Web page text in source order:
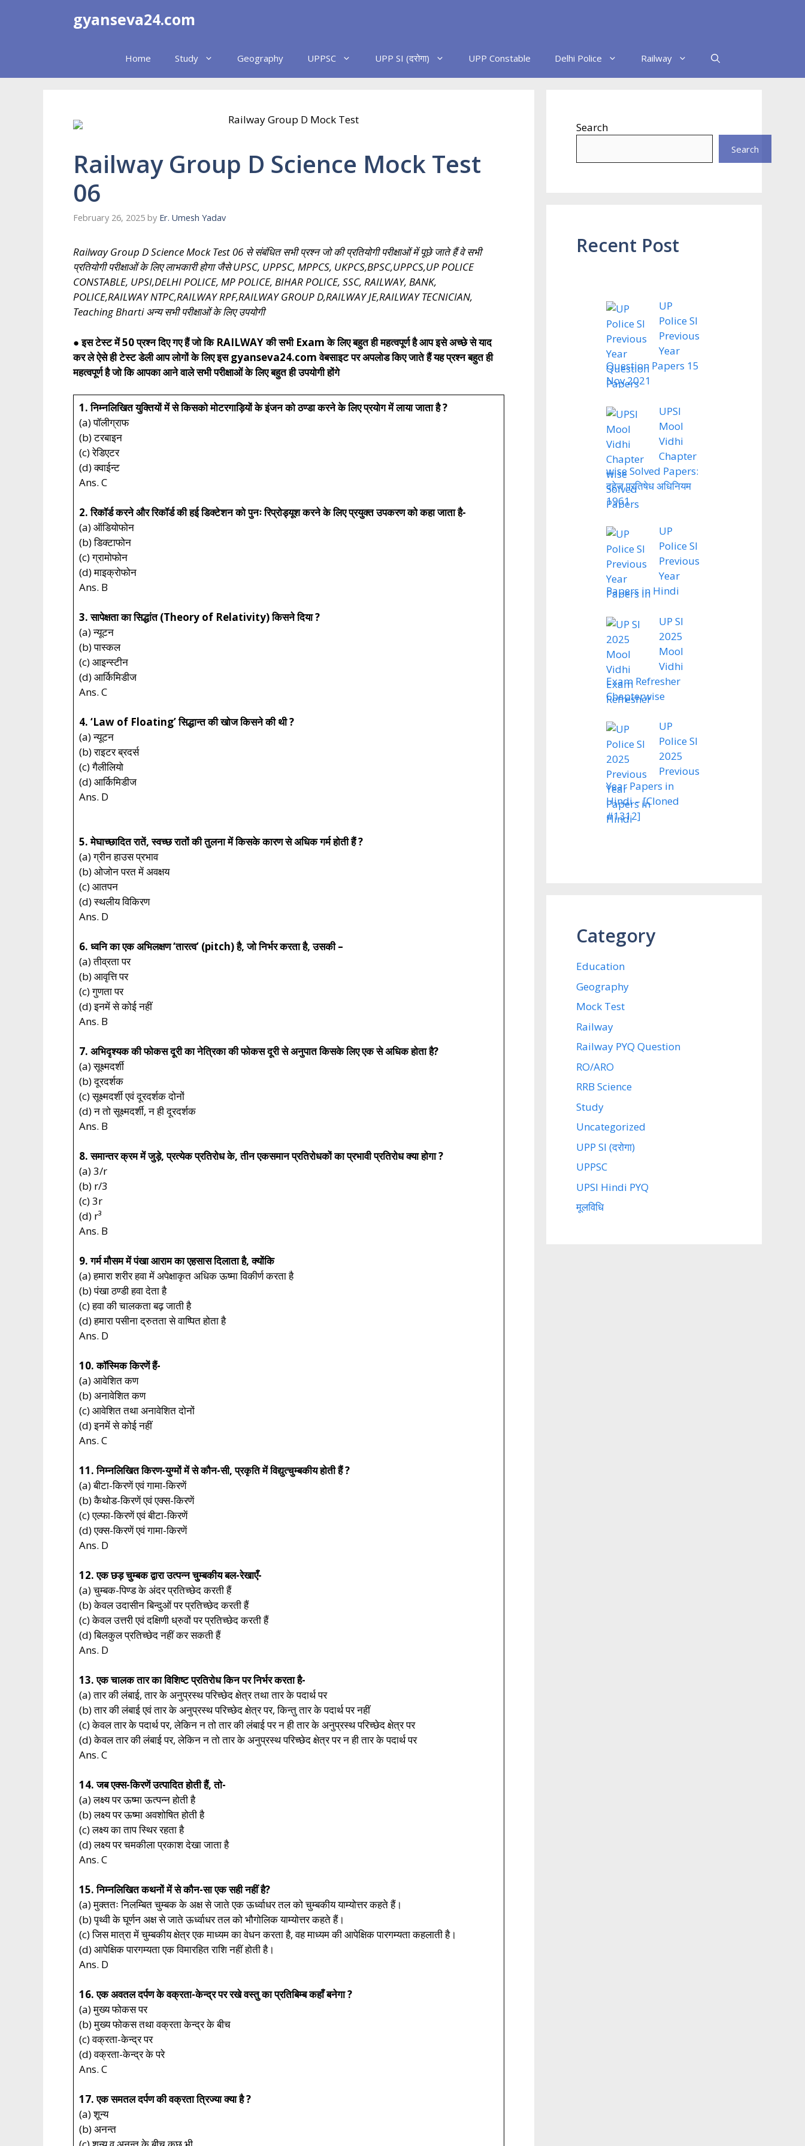
gyanseva24.com
Home Study Geography UPPSC UPP SI (दरोगा) UPP Constable Delhi Police Railway
Railway Group D Science Mock Test
06
February 26, 2025 by Er. Umesh Yadav
Railway Group D Science Mock Test 06 से संबंधित सभी प्रश्न जो की प्रतियोगी परीक्षाओं में पूछे जाते हैं वे सभी
प्रतियोगी परीक्षाओं के लिए लाभकारी होगा जैसे UPSC, UPPSC, MPPCS, UKPCS,BPSC,UPPCS,UP POLICE
CONSTABLE, UPSI,DELHI POLICE, MP POLICE, BIHAR POLICE, SSC, RAILWAY, BANK,
POLICE,RAILWAY NTPC,RAILWAY RPF,RAILWAY GROUP D,RAILWAY JE,RAILWAY TECNICIAN,
Teaching Bharti अन्य सभी परीक्षाओं के लिए उपयोगी
● इस टेस्ट में 50 प्रश्न दिए गए हैं जो कि RAILWAY की सभी Exam के लिए बहुत ही महत्वपूर्ण है आप इसे अच्छे से याद
कर ले ऐसे ही टेस्ट डेली आप लोगों के लिए इस gyanseva24.com वेबसाइट पर अपलोड किए जाते हैं यह प्रश्न बहुत ही
महत्वपूर्ण है जो कि आपका आने वाले सभी परीक्षाओं के लिए बहुत ही उपयोगी होंगे
1. निम्नलिखित युक्तियों में से किसको मोटरगाड़ियों के इंजन को ठण्डा करने के लिए प्रयोग में लाया जाता है ?
(a) पॉलीग्राफ
(b) टरबाइन
(c) रेडिएटर
(d) क्वाईन्ट
Ans. C
2. रिकॉर्ड करने और रिकॉर्ड की हई डिक्टेशन को पुनः रिप्रोड्यूश करने के लिए प्रयुक्त उपकरण को कहा जाता है-
(a) ऑडियोफोन
(b) डिक्टाफोन
(c) ग्रामोफोन
(d) माइक्रोफोन
Ans. B
3. सापेक्षता का सिद्धांत (Theory of Relativity) किसने दिया ?
(a) न्यूटन
(b) पास्कल
(c) आइन्स्टीन
(d) आर्किमिडीज
Ans. C
4. ‘Law of Floating’ सिद्धान्त की खोज किसने की थी ?
(a) न्यूटन
(b) राइटर ब्रदर्स
(c) गैलीलियो
(d) आर्किमिडीज
Ans. D
5. मेघाच्छादित रातें, स्वच्छ रातों की तुलना में किसके कारण से अधिक गर्म होती हैं ?
(a) ग्रीन हाउस प्रभाव
(b) ओजोन परत में अवक्षय
(c) आतपन
(d) स्थलीय विकिरण
Ans. D
6. ध्वनि का एक अभिलक्षण ‘तारत्व’ (pitch) है, जो निर्भर करता है, उसकी –
(a) तीव्रता पर
(b) आवृत्ति पर
(c) गुणता पर
(d) इनमें से कोई नहीं
Ans. B
7. अभिदृश्यक की फोकस दूरी का नेत्रिका की फोकस दूरी से अनुपात किसके लिए एक से अधिक होता है?
(a) सूक्ष्मदर्शी
(b) दूरदर्शक
(c) सूक्ष्मदर्शी एवं दूरदर्शक दोनों
(d) न तो सूक्ष्मदर्शी, न ही दूरदर्शक
Ans. B
8. समान्तर क्रम में जुड़े, प्रत्येक प्रतिरोध के, तीन एकसमान प्रतिरोधकों का प्रभावी प्रतिरोध क्या होगा ?
(a) 3/r
(b) r/3
(c) 3r
(d) r³
Ans. B
9. गर्म मौसम में पंखा आराम का एहसास दिलाता है, क्योंकि
(a) हमारा शरीर हवा में अपेक्षाकृत अधिक ऊष्मा विकीर्ण करता है
(b) पंखा ठण्डी हवा देता है
(c) हवा की चालकता बढ़ जाती है
(d) हमारा पसीना द्रुतता से वाष्पित होता है
Ans. D
10. कॉस्मिक किरणें हैं-
(a) आवेशित कण
(b) अनावेशित कण
(c) आवेशित तथा अनावेशित दोनों
(d) इनमें से कोई नहीं
Ans. C
11. निम्नलिखित किरण-युग्मों में से कौन-सी, प्रकृति में विद्युत्चुम्बकीय होती हैं ?
(a) बीटा-किरणें एवं गामा-किरणें
(b) कैथोड-किरणें एवं एक्स-किरणें
(c) एल्फा-किरणें एवं बीटा-किरणें
(d) एक्स-किरणें एवं गामा-किरणें
Ans. D
12. एक छड़ चुम्बक द्वारा उत्पन्न चुम्बकीय बल-रेखाएँ-
(a) चुम्बक-पिण्ड के अंदर प्रतिच्छेद करती हैं
(b) केवल उदासीन बिन्दुओं पर प्रतिच्छेद करती हैं
(c) केवल उत्तरी एवं दक्षिणी ध्रुवों पर प्रतिच्छेद करती हैं
(d) बिलकुल प्रतिच्छेद नहीं कर सकती हैं
Ans. D
13. एक चालक तार का विशिष्ट प्रतिरोध किन पर निर्भर करता है-
(a) तार की लंबाई, तार के अनुप्रस्थ परिच्छेद क्षेत्र तथा तार के पदार्थ पर
(b) तार की लंबाई एवं तार के अनुप्रस्थ परिच्छेद क्षेत्र पर, किन्तु तार के पदार्थ पर नहीं
(c) केवल तार के पदार्थ पर, लेकिन न तो तार की लंबाई पर न ही तार के अनुप्रस्थ परिच्छेद क्षेत्र पर
(d) केवल तार की लंबाई पर, लेकिन न तो तार के अनुप्रस्थ परिच्छेद क्षेत्र पर न ही तार के पदार्थ पर
Ans. C
14. जब एक्स-किरणें उत्पादित होती हैं, तो-
(a) लक्ष्य पर ऊष्मा ऊत्पन्न होती है
(b) लक्ष्य पर ऊष्मा अवशोषित होती है
(c) लक्ष्य का ताप स्थिर रहता है
(d) लक्ष्य पर चमकीला प्रकाश देखा जाता है
Ans. C
15. निम्नलिखित कथनों में से कौन-सा एक सही नहीं है?
(a) मुक्ततः निलम्बित चुम्बक के अक्ष से जाते एक ऊर्ध्वाधर तल को चुम्बकीय याम्योत्तर कहते हैं।
(b) पृथ्वी के घूर्णन अक्ष से जाते ऊर्ध्वाधर तल को भौगोलिक याम्योत्तर कहते हैं।
(c) जिस मात्रा में चुम्बकीय क्षेत्र एक माध्यम का वेधन करता है, वह माध्यम की आपेक्षिक पारगम्यता कहलाती है।
(d) आपेक्षिक पारगम्यता एक विमारहित राशि नहीं होती है।
Ans. D
16. एक अवतल दर्पण के वक्रता-केन्द्र पर रखे वस्तु का प्रतिबिम्ब कहाँ बनेगा ?
(a) मुख्य फोकस पर
(b) मुख्य फोकस तथा वक्रता केन्द्र के बीच
(c) वक्रता-केन्द्र पर
(d) वक्रता-केन्द्र के परे
Ans. C
17. एक समतल दर्पण की वक्रता त्रिज्या क्या है ?
(a) शून्य
(b) अनन्त
Search
Search
Recent Post
UP
Police SI
Previous
Year
Question Papers 15
Nov 2021
UPSI
Mool
Vidhi
Chapter
wise Solved Papers:
दहेज प्रतिषेध अधिनियम
1961
UP
Police SI
Previous
Year
Papers in Hindi
UP SI
2025
Mool
Vidhi
Exam Refresher
Chapterwise
UP
Police SI
2025
Previous
Year Papers in
Hindi – [Cloned
#1312]
Category
Education
Geography
Mock Test
Railway
Railway PYQ Question
RO/ARO
RRB Science
Study
Uncategorized
UPP SI (दरोगा)
UPPSC
UPSI Hindi PYQ
मूलविधि